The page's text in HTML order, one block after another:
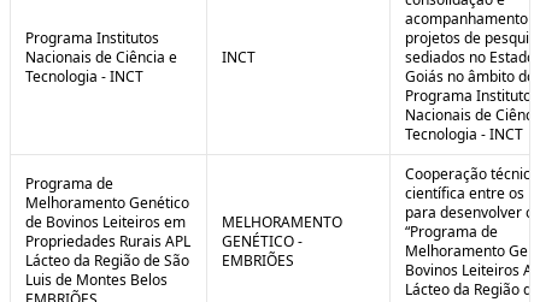
Programa Institutos
Nacionais de Ciência e
Tecnologia - INCT
INCT
acompanhamento
projetos de
sediados no Estado
Goiás no âmbito do
Programa Institutos
Nacionais de
Tecnologia - INCT
Programa de
Melhoramento Genético
de Bovinos Leiteiros em
Propriedades Rurais APL
Lácteo da Região de São
Luis de Montes Belos
MELHORAMENTO
GENÉTICO -
EMBRIÕES
Cooperação
científica entre os
para desenvolver o
“Programa de
Melhoramento
Bovinos Leiteiros
Lácteo da Região